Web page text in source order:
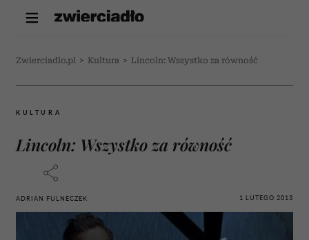
Zwierciadlo.pl > Kultura > Lincoln: Wszystko za równość
KULTURA
Lincoln: Wszystko za równość
ADRIAN FULNECZEK 1 LUTEGO 2013